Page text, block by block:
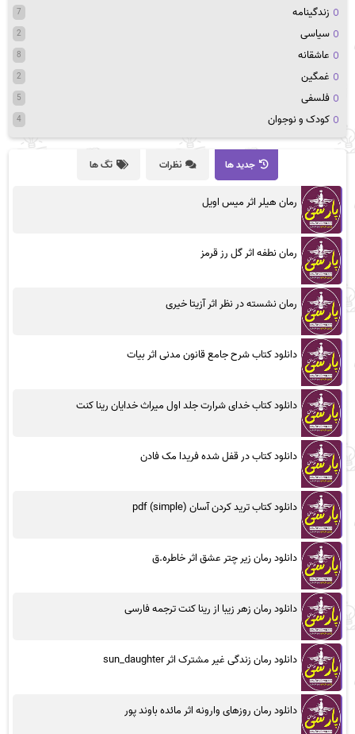
زندگینامه 7
سیاسی 2
عاشقانه 8
غمگین 2
فلسفی 5
کودک و نوجوان 4
جدید ها نظرات تگ ها
رمان هیلر اثر میس اویل
رمان نطفه اثر گل رز قرمز
رمان نشسته در نظر اثر آزیتا خیری
دانلود کتاب شرح جامع قانون مدنی اثر بیات
دانلود کتاب خدای شرارت جلد اول میراث خدایان رینا کنت
دانلود کتاب در قفل شده فریدا مک فادن
دانلود کتاب ترید کردن آسان (simple) pdf
دانلود رمان زیر چتر عشق اثر خاطره.ق
دانلود رمان زهر زیبا از رینا کنت ترجمه فارسی
دانلود رمان زندگی غیر مشترک اثر sun_daughter
دانلود رمان روزهای وارونه اثر مائده باوند پور